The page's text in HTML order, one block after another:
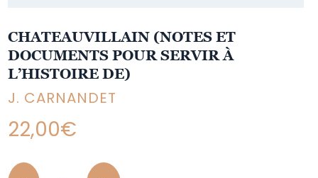
CHATEAUVILLAIN (NOTES ET
DOCUMENTS POUR SERVIR À
L’HISTOIRE DE)
J. CARNANDET
22,00€
Quantity